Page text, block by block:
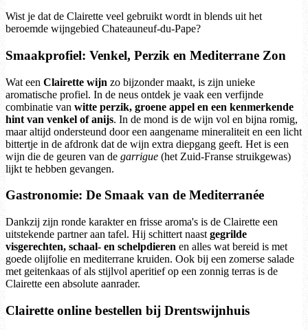
Wist je dat de Clairette veel gebruikt wordt in blends uit het
beroemde wijngebied Chateauneuf-du-Pape?
Smaakprofiel: Venkel, Perzik en Mediterrane Zon
Wat een Clairette wijn zo bijzonder maakt, is zijn unieke
aromatische profiel. In de neus ontdek je vaak een verfijnde
combinatie van witte perzik, groene appel en een kenmerkende
hint van venkel of anijs. In de mond is de wijn vol en bijna romig,
maar altijd ondersteund door een aangename mineraliteit en een licht
bittertje in de afdronk dat de wijn extra diepgang geeft. Het is een
wijn die de geuren van de garrigue (het Zuid-Franse struikgewas)
lijkt te hebben gevangen.
Gastronomie: De Smaak van de Mediterranée
Dankzij zijn ronde karakter en frisse aroma's is de Clairette een
uitstekende partner aan tafel. Hij schittert naast gegrilde
visgerechten, schaal- en schelpdieren en alles wat bereid is met
goede olijfolie en mediterrane kruiden. Ook bij een zomerse salade
met geitenkaas of als stijlvol aperitief op een zonnig terras is de
Clairette een absolute aanrader.
Clairette online bestellen bij Drentswijnhuis